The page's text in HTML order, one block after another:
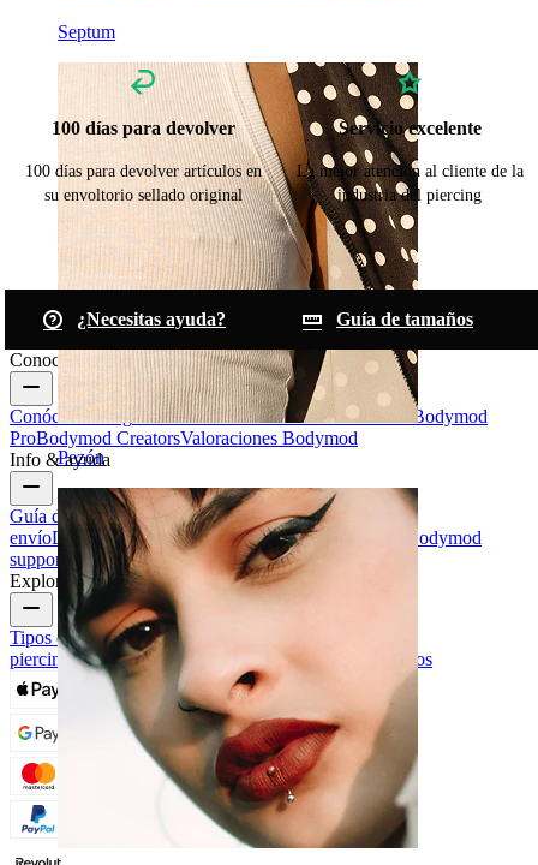
Septum
Pezón
100 días para devolver
100 días para devolver artículos en
su envoltorio sellado original
Servicio excelente
La mejor atención al cliente de la
industria del piercing
¿Necesitas ayuda?
Guía de tamaños
Conoce Bodymod
Conócenos Blog Términos & condiciones Contáctanos
Bodymod
ProBodymod CreatorsValoraciones Bodymod
Info & ayuda
Guía de tamañosSeguimiento de envíoInformación de
envíoDevoluciones & cancelacionesPagos
Bodymod
support
Explora
Tipos de joyas para piercings
piercingsProblemas frecuentes con Piercings y cuidados